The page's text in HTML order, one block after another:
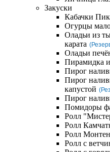
Закуски
Кабачки
Огурцы
Оладьи из
карата
Оладьи
Пирамидка
Пирог
Пирог
капустой
Пирог
Помидоры
Ролл
Ролл
Ролл
Ролл с